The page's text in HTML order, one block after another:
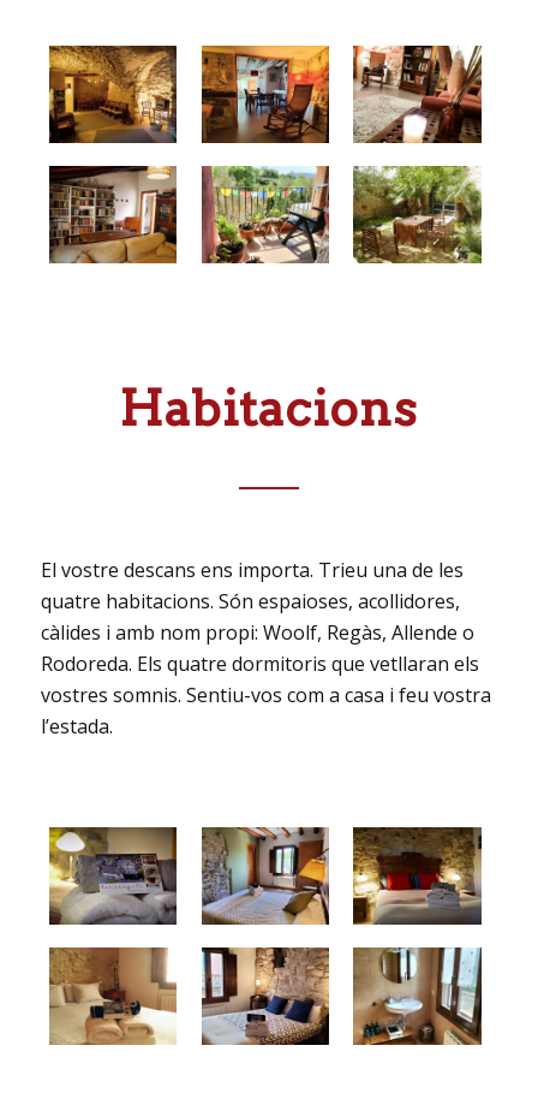
Habitacions
El vostre descans ens importa. Trieu una de les
quatre habitacions. Són espaioses, acollidores,
càlides i amb nom propi: Woolf, Regàs, Allende o
Rodoreda. Els quatre dormitoris que vetllaran els
vostres somnis. Sentiu-vos com a casa i feu vostra
l’estada.